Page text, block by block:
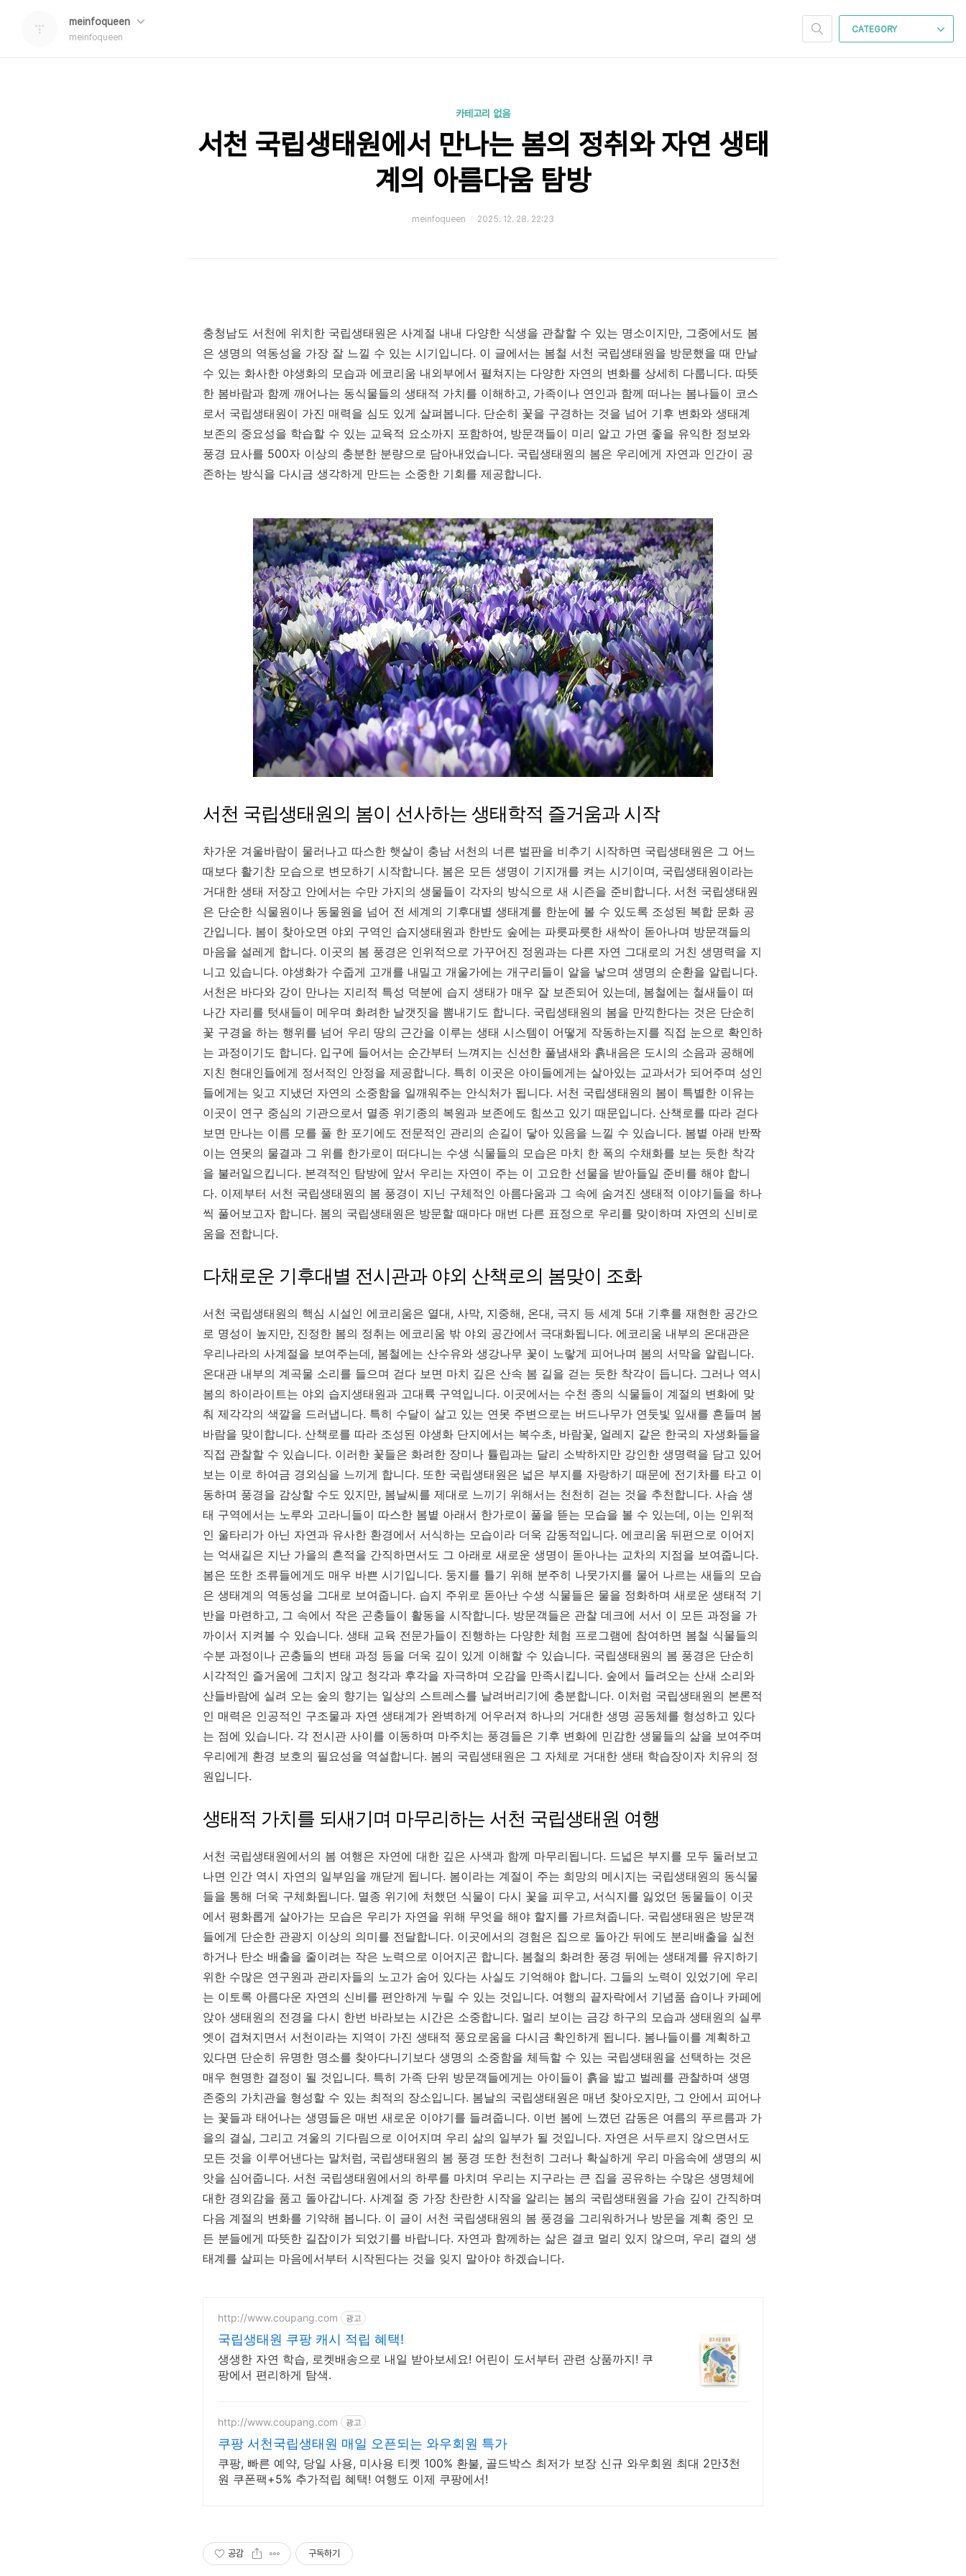
meinfoqueen
meinfoqueen
CATEGORY
카테고리 없음
서천 국립생태원에서 만나는 봄의 정취와 자연 생태
계의 아름다움 탐방
meinfoqueen 2025. 12. 28. 22:23
충청남도 서천에 위치한 국립생태원은 사계절 내내 다양한 식생을 관찰할 수 있는 명소이지만, 그중에서도 봄
은 생명의 역동성을 가장 잘 느낄 수 있는 시기입니다. 이 글에서는 봄철 서천 국립생태원을 방문했을 때 만날
수 있는 화사한 야생화의 모습과 에코리움 내외부에서 펼쳐지는 다양한 자연의 변화를 상세히 다룹니다. 따뜻
한 봄바람과 함께 깨어나는 동식물들의 생태적 가치를 이해하고, 가족이나 연인과 함께 떠나는 봄나들이 코스
로서 국립생태원이 가진 매력을 심도 있게 살펴봅니다. 단순히 꽃을 구경하는 것을 넘어 기후 변화와 생태계
보존의 중요성을 학습할 수 있는 교육적 요소까지 포함하여, 방문객들이 미리 알고 가면 좋을 유익한 정보와
풍경 묘사를 500자 이상의 충분한 분량으로 담아내었습니다. 국립생태원의 봄은 우리에게 자연과 인간이 공
존하는 방식을 다시금 생각하게 만드는 소중한 기회를 제공합니다.
서천 국립생태원의 봄이 선사하는 생태학적 즐거움과 시작
차가운 겨울바람이 물러나고 따스한 햇살이 충남 서천의 너른 벌판을 비추기 시작하면 국립생태원은 그 어느
때보다 활기찬 모습으로 변모하기 시작합니다. 봄은 모든 생명이 기지개를 켜는 시기이며, 국립생태원이라는
거대한 생태 저장고 안에서는 수만 가지의 생물들이 각자의 방식으로 새 시즌을 준비합니다. 서천 국립생태원
은 단순한 식물원이나 동물원을 넘어 전 세계의 기후대별 생태계를 한눈에 볼 수 있도록 조성된 복합 문화 공
간입니다. 봄이 찾아오면 야외 구역인 습지생태원과 한반도 숲에는 파릇파릇한 새싹이 돋아나며 방문객들의
마음을 설레게 합니다. 이곳의 봄 풍경은 인위적으로 가꾸어진 정원과는 다른 자연 그대로의 거친 생명력을 지
니고 있습니다. 야생화가 수줍게 고개를 내밀고 개울가에는 개구리들이 알을 낳으며 생명의 순환을 알립니다.
서천은 바다와 강이 만나는 지리적 특성 덕분에 습지 생태가 매우 잘 보존되어 있는데, 봄철에는 철새들이 떠
나간 자리를 텃새들이 메우며 화려한 날갯짓을 뽐내기도 합니다. 국립생태원의 봄을 만끽한다는 것은 단순히
꽃 구경을 하는 행위를 넘어 우리 땅의 근간을 이루는 생태 시스템이 어떻게 작동하는지를 직접 눈으로 확인하
는 과정이기도 합니다. 입구에 들어서는 순간부터 느껴지는 신선한 풀냄새와 흙내음은 도시의 소음과 공해에
지친 현대인들에게 정서적인 안정을 제공합니다. 특히 이곳은 아이들에게는 살아있는 교과서가 되어주며 성인
들에게는 잊고 지냈던 자연의 소중함을 일깨워주는 안식처가 됩니다. 서천 국립생태원의 봄이 특별한 이유는
이곳이 연구 중심의 기관으로서 멸종 위기종의 복원과 보존에도 힘쓰고 있기 때문입니다. 산책로를 따라 걷다
보면 만나는 이름 모를 풀 한 포기에도 전문적인 관리의 손길이 닿아 있음을 느낄 수 있습니다. 봄볕 아래 반짝
이는 연못의 물결과 그 위를 한가로이 떠다니는 수생 식물들의 모습은 마치 한 폭의 수채화를 보는 듯한 착각
을 불러일으킵니다. 본격적인 탐방에 앞서 우리는 자연이 주는 이 고요한 선물을 받아들일 준비를 해야 합니
다. 이제부터 서천 국립생태원의 봄 풍경이 지닌 구체적인 아름다움과 그 속에 숨겨진 생태적 이야기들을 하나
씩 풀어보고자 합니다. 봄의 국립생태원은 방문할 때마다 매번 다른 표정으로 우리를 맞이하며 자연의 신비로
움을 전합니다.
다채로운 기후대별 전시관과 야외 산책로의 봄맞이 조화
서천 국립생태원의 핵심 시설인 에코리움은 열대, 사막, 지중해, 온대, 극지 등 세계 5대 기후를 재현한 공간으
로 명성이 높지만, 진정한 봄의 정취는 에코리움 밖 야외 공간에서 극대화됩니다. 에코리움 내부의 온대관은
우리나라의 사계절을 보여주는데, 봄철에는 산수유와 생강나무 꽃이 노랗게 피어나며 봄의 서막을 알립니다.
온대관 내부의 계곡물 소리를 들으며 걷다 보면 마치 깊은 산속 봄 길을 걷는 듯한 착각이 듭니다. 그러나 역시
봄의 하이라이트는 야외 습지생태원과 고대륙 구역입니다. 이곳에서는 수천 종의 식물들이 계절의 변화에 맞
춰 제각각의 색깔을 드러냅니다. 특히 수달이 살고 있는 연못 주변으로는 버드나무가 연둣빛 잎새를 흔들며 봄
바람을 맞이합니다. 산책로를 따라 조성된 야생화 단지에서는 복수초, 바람꽃, 얼레지 같은 한국의 자생화들을
직접 관찰할 수 있습니다. 이러한 꽃들은 화려한 장미나 튤립과는 달리 소박하지만 강인한 생명력을 담고 있어
보는 이로 하여금 경외심을 느끼게 합니다. 또한 국립생태원은 넓은 부지를 자랑하기 때문에 전기차를 타고 이
동하며 풍경을 감상할 수도 있지만, 봄날씨를 제대로 느끼기 위해서는 천천히 걷는 것을 추천합니다. 사슴 생
태 구역에서는 노루와 고라니들이 따스한 봄볕 아래서 한가로이 풀을 뜯는 모습을 볼 수 있는데, 이는 인위적
인 울타리가 아닌 자연과 유사한 환경에서 서식하는 모습이라 더욱 감동적입니다. 에코리움 뒤편으로 이어지
는 억새길은 지난 가을의 흔적을 간직하면서도 그 아래로 새로운 생명이 돋아나는 교차의 지점을 보여줍니다.
봄은 또한 조류들에게도 매우 바쁜 시기입니다. 둥지를 틀기 위해 분주히 나뭇가지를 물어 나르는 새들의 모습
은 생태계의 역동성을 그대로 보여줍니다. 습지 주위로 돋아난 수생 식물들은 물을 정화하며 새로운 생태적 기
반을 마련하고, 그 속에서 작은 곤충들이 활동을 시작합니다. 방문객들은 관찰 데크에 서서 이 모든 과정을 가
까이서 지켜볼 수 있습니다. 생태 교육 전문가들이 진행하는 다양한 체험 프로그램에 참여하면 봄철 식물들의
수분 과정이나 곤충들의 변태 과정 등을 더욱 깊이 있게 이해할 수 있습니다. 국립생태원의 봄 풍경은 단순히
시각적인 즐거움에 그치지 않고 청각과 후각을 자극하며 오감을 만족시킵니다. 숲에서 들려오는 산새 소리와
산들바람에 실려 오는 숲의 향기는 일상의 스트레스를 날려버리기에 충분합니다. 이처럼 국립생태원의 본론적
인 매력은 인공적인 구조물과 자연 생태계가 완벽하게 어우러져 하나의 거대한 생명 공동체를 형성하고 있다
는 점에 있습니다. 각 전시관 사이를 이동하며 마주치는 풍경들은 기후 변화에 민감한 생물들의 삶을 보여주며
우리에게 환경 보호의 필요성을 역설합니다. 봄의 국립생태원은 그 자체로 거대한 생태 학습장이자 치유의 정
원입니다.
생태적 가치를 되새기며 마무리하는 서천 국립생태원 여행
서천 국립생태원에서의 봄 여행은 자연에 대한 깊은 사색과 함께 마무리됩니다. 드넓은 부지를 모두 둘러보고
나면 인간 역시 자연의 일부임을 깨닫게 됩니다. 봄이라는 계절이 주는 희망의 메시지는 국립생태원의 동식물
들을 통해 더욱 구체화됩니다. 멸종 위기에 처했던 식물이 다시 꽃을 피우고, 서식지를 잃었던 동물들이 이곳
에서 평화롭게 살아가는 모습은 우리가 자연을 위해 무엇을 해야 할지를 가르쳐줍니다. 국립생태원은 방문객
들에게 단순한 관광지 이상의 의미를 전달합니다. 이곳에서의 경험은 집으로 돌아간 뒤에도 분리배출을 실천
하거나 탄소 배출을 줄이려는 작은 노력으로 이어지곤 합니다. 봄철의 화려한 풍경 뒤에는 생태계를 유지하기
위한 수많은 연구원과 관리자들의 노고가 숨어 있다는 사실도 기억해야 합니다. 그들의 노력이 있었기에 우리
는 이토록 아름다운 자연의 신비를 편안하게 누릴 수 있는 것입니다. 여행의 끝자락에서 기념품 숍이나 카페에
앉아 생태원의 전경을 다시 한번 바라보는 시간은 소중합니다. 멀리 보이는 금강 하구의 모습과 생태원의 실루
엣이 겹쳐지면서 서천이라는 지역이 가진 생태적 풍요로움을 다시금 확인하게 됩니다. 봄나들이를 계획하고
있다면 단순히 유명한 명소를 찾아다니기보다 생명의 소중함을 체득할 수 있는 국립생태원을 선택하는 것은
매우 현명한 결정이 될 것입니다. 특히 가족 단위 방문객들에게는 아이들이 흙을 밟고 벌레를 관찰하며 생명
존중의 가치관을 형성할 수 있는 최적의 장소입니다. 봄날의 국립생태원은 매년 찾아오지만, 그 안에서 피어나
는 꽃들과 태어나는 생명들은 매번 새로운 이야기를 들려줍니다. 이번 봄에 느꼈던 감동은 여름의 푸르름과 가
을의 결실, 그리고 겨울의 기다림으로 이어지며 우리 삶의 일부가 될 것입니다. 자연은 서두르지 않으면서도
모든 것을 이루어낸다는 말처럼, 국립생태원의 봄 풍경 또한 천천히 그러나 확실하게 우리 마음속에 생명의 씨
앗을 심어줍니다. 서천 국립생태원에서의 하루를 마치며 우리는 지구라는 큰 집을 공유하는 수많은 생명체에
대한 경외감을 품고 돌아갑니다. 사계절 중 가장 찬란한 시작을 알리는 봄의 국립생태원을 가슴 깊이 간직하며
다음 계절의 변화를 기약해 봅니다. 이 글이 서천 국립생태원의 봄 풍경을 그리워하거나 방문을 계획 중인 모
든 분들에게 따뜻한 길잡이가 되었기를 바랍니다. 자연과 함께하는 삶은 결코 멀리 있지 않으며, 우리 곁의 생
태계를 살피는 마음에서부터 시작된다는 것을 잊지 말아야 하겠습니다.
http://www.coupang.com 광고
국립생태원 쿠팡 캐시 적립 혜택!
생생한 자연 학습, 로켓배송으로 내일 받아보세요! 어린이 도서부터 관련 상품까지! 쿠
팡에서 편리하게 탐색.
http://www.coupang.com 광고
쿠팡 서천국립생태원 매일 오픈되는 와우회원 특가
쿠팡, 빠른 예약, 당일 사용, 미사용 티켓 100% 환불, 골드박스 최저가 보장 신규 와우회원 최대 2만3천
원 쿠폰팩+5% 추가적립 혜택! 여행도 이제 쿠팡에서!
공감 구독하기